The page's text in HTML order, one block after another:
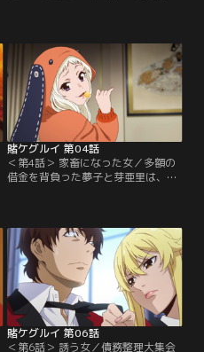
り、彼女が率いる生徒会は学園最強
のギャンブル集団だと夢子に語る。
しかし少しも怖がる様子を見せない
夢子。そんな彼女の活躍を聞きつけ
た1年生の生徒会役員・皇伊月
が…。
賭ケグルイ 第04話
＜第4話＞ 家畜になった女／多額の
借金を背負った夢子と芽亜里は、生
が夢子に目をつけ、いやらしい命令
に従わせようとする。そんな折、生
徒会主催の債務整理大集会が開催さ
れることに。借金返済をかけて4人1
組で行われる『二枚インディアンポ
ーカー』に…。
賭ケグルイ 第06話
＜第6話＞ 誘う女／債務整理大集会